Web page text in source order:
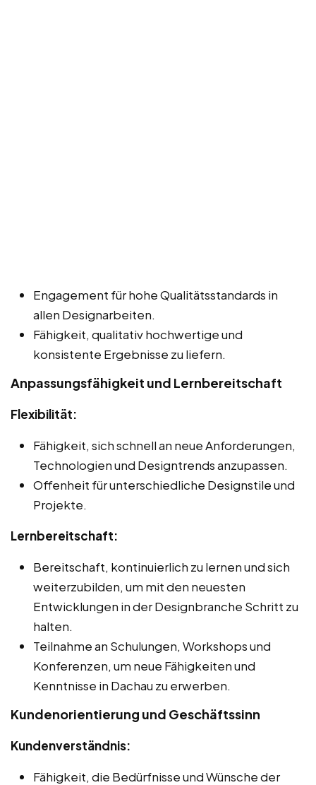
Engagement für hohe Qualitätsstandards in
allen Designarbeiten.
Fähigkeit, qualitativ hochwertige und
konsistente Ergebnisse zu liefern.
Anpassungsfähigkeit und Lernbereitschaft
Flexibilität:
Fähigkeit, sich schnell an neue Anforderungen,
Technologien und Designtrends anzupassen.
Offenheit für unterschiedliche Designstile und
Projekte.
Lernbereitschaft:
Bereitschaft, kontinuierlich zu lernen und sich
weiterzubilden, um mit den neuesten
Entwicklungen in der Designbranche Schritt zu
halten.
Teilnahme an Schulungen, Workshops und
Konferenzen, um neue Fähigkeiten und
Kenntnisse in Dachau zu erwerben.
Kundenorientierung und Geschäftssinn
Kundenverständnis:
Fähigkeit, die Bedürfnisse und Wünsche der